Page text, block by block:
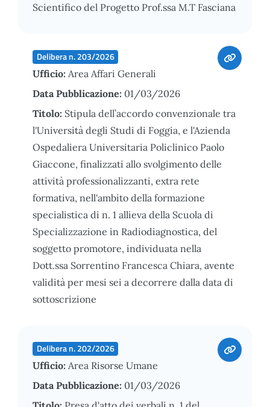
Scientifico del Progetto Prof.ssa M.T Fasciana
Delibera n. 203/2026
Ufficio: Area Affari Generali
Data Pubblicazione: 01/03/2026
Titolo: Stipula dell’accordo convenzionale tra
l'Università degli Studi di Foggia, e l'Azienda
Ospedaliera Universitaria Policlinico Paolo
Giaccone, finalizzati allo svolgimento delle
attività professionalizzanti, extra rete
formativa, nell'ambito della formazione
specialistica di n. 1 allieva della Scuola di
Specializzazione in Radiodiagnostica, del
soggetto promotore, individuata nella
Dott.ssa Sorrentino Francesca Chiara, avente
validità per mesi sei a decorrere dalla data di
sottoscrizione
Delibera n. 202/2026
Ufficio: Area Risorse Umane
Data Pubblicazione: 01/03/2026